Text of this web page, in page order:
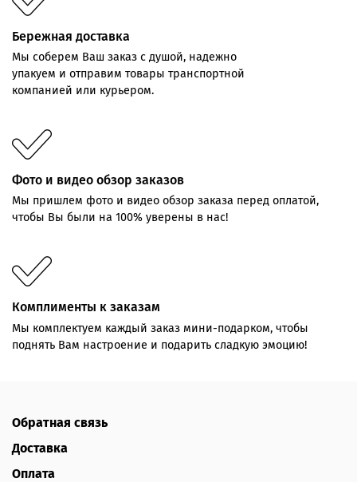
Бережная доставка
Мы соберем Ваш заказ с душой, надежно
упакуем и отправим товары транспортной
компанией или курьером.
Фото и видео обзор заказов
Мы пришлем фото и видео обзор заказа перед оплатой,
чтобы Вы были на 100% уверены в нас!
Комплименты к заказам
Мы комплектуем каждый заказ мини-подарком, чтобы
поднять Вам настроение и подарить сладкую эмоцию!
Обратная связь
Доставка
Оплата